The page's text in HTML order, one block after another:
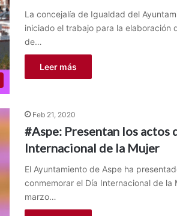
La concejalía de Igualdad del
iniciado el trabajo para la elaboración
de…
Leer más
Feb 21, 2020
#Aspe: Presentan los actos
Internacional de la Mujer
El Ayuntamiento de Aspe ha
conmemorar el Día Internacional de la
marzo…